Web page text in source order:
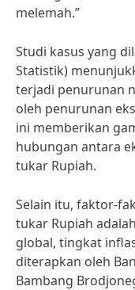
melemah.”
Studi kasus yang
Statistik)
terjadi penurunan
oleh penurunan
ini memberikan
hubungan antara
tukar Rupiah.
Selain itu, faktor-
tukar Rupiah
global, tingkat
diterapkan oleh
Bambang